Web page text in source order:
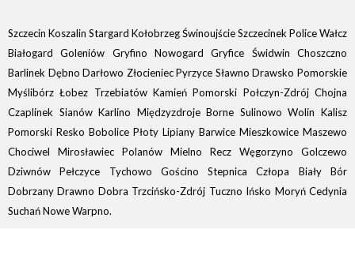
Szczecin Koszalin Stargard Kołobrzeg Świnoujście Szczecinek Police Wałcz
Białogard Goleniów Gryfino Nowogard Gryfice Świdwin Choszczno
Barlinek Dębno Darłowo Złocieniec Pyrzyce Sławno Drawsko Pomorskie
Myślibórz Łobez Trzebiatów Kamień Pomorski Połczyn-Zdrój Chojna
Czaplinek Sianów Karlino Międzyzdroje Borne Sulinowo Wolin Kalisz
Pomorski Resko Bobolice Płoty Lipiany Barwice Mieszkowice Maszewo
Chociwel Mirosławiec Polanów Mielno Recz Węgorzyno Golczewo
Dziwnów Pełczyce Tychowo Gościno Stepnica Człopa Biały Bór
Dobrzany Drawno Dobra Trzcińsko-Zdrój Tuczno Ińsko Moryń Cedynia
Suchań Nowe Warpno.